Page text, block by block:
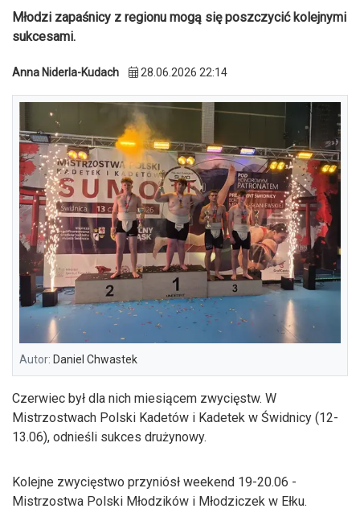
Młodzi zapaśnicy z regionu mogą się poszczycić kolejnymi
sukcesami.
Anna Niderla-Kudach 28.06.2026 22:14
Autor: Daniel Chwastek
Czerwiec był dla nich miesiącem zwycięstw. W
Mistrzostwach Polski Kadetów i Kadetek w Świdnicy (12-
13.06), odnieśli sukces drużynowy.
Kolejne zwycięstwo przyniósł weekend 19-20.06 -
Mistrzostwa Polski Młodzików i Młodziczek w Ełku.